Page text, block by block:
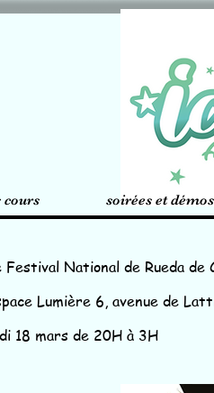
cours soirées et démos
Festival National de Rueda de
Lumière 6, avenue de
18 mars de 20H à 3H